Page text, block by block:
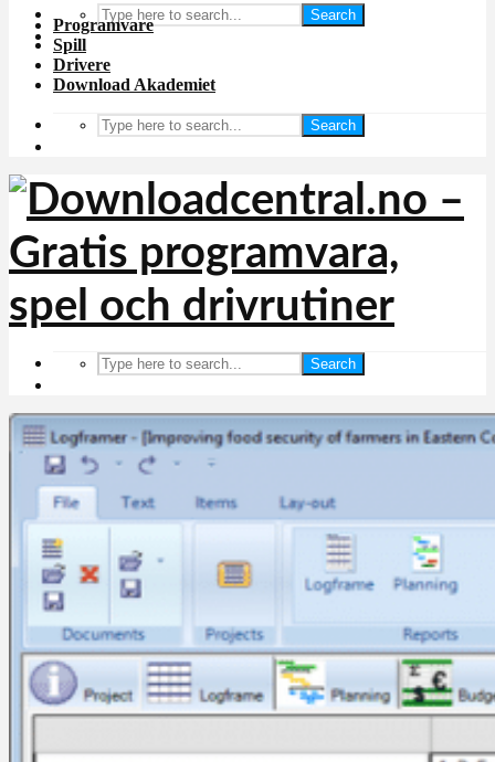
Search
Programvare
Spill
Drivere
Download Akademiet
Search
Search